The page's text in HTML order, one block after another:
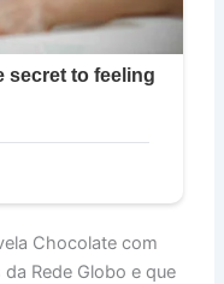
Chocolate com
Rede Globo e que